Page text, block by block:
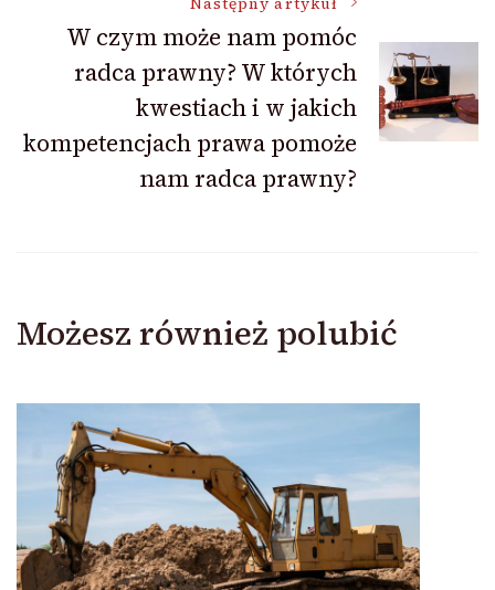
W czym może nam pomóc
radca prawny? W których
kwestiach i w jakich
kompetencjach prawa pomoże
nam radca prawny?
Możesz również polubić